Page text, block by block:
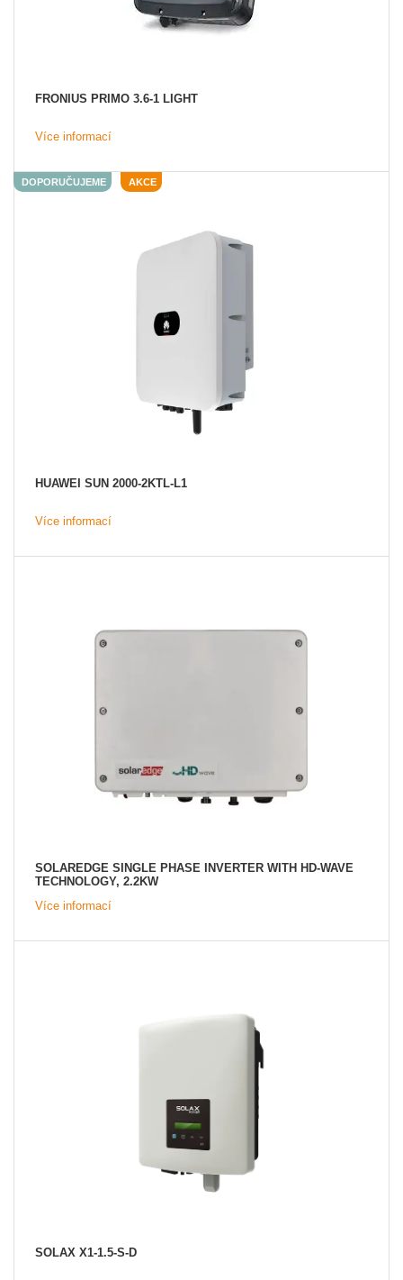
Zapomenuté heslo
FRONIUS PRIMO 3.6-1 LIGHT
Více informací
DOPORUČUJEME AKCE
HUAWEI SUN 2000-2KTL-L1
Více informací
SOLAREDGE SINGLE PHASE INVERTER WITH HD-WAVE
TECHNOLOGY, 2.2KW
Více informací
SOLAX X1-1.5-S-D